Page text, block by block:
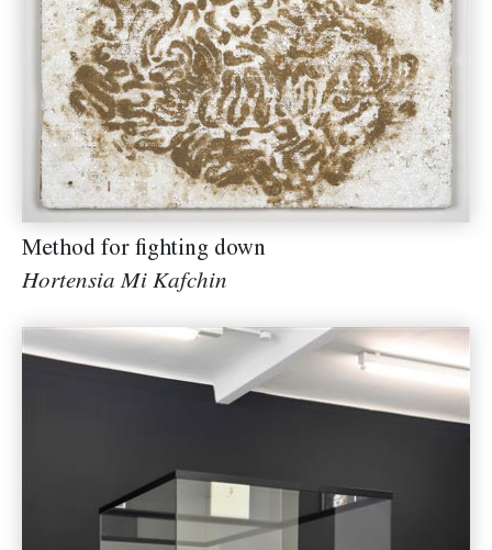
Method for fighting down
Hortensia Mi Kafchin